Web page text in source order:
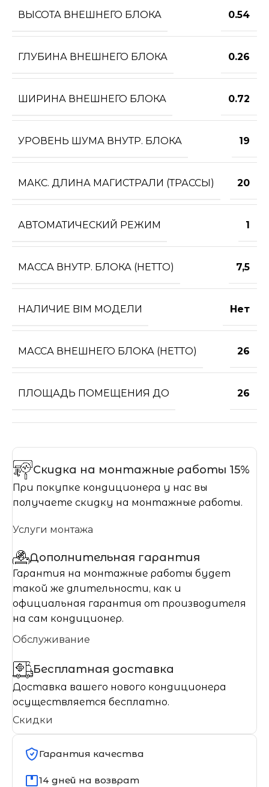
ВЫСОТА ВНЕШНЕГО БЛОКА 0.54
ГЛУБИНА ВНЕШНЕГО БЛОКА 0.26
ШИРИНА ВНЕШНЕГО БЛОКА 0.72
УРОВЕНЬ ШУМА ВНУТР. БЛОКА 19
МАКС. ДЛИНА МАГИСТРАЛИ (ТРАССЫ) 20
АВТОМАТИЧЕСКИЙ РЕЖИМ 1
МАССА ВНУТР. БЛОКА (НЕТТО) 7,5
НАЛИЧИЕ BIM МОДЕЛИ Нет
МАССА ВНЕШНЕГО БЛОКА (НЕТТО) 26
ПЛОЩАДЬ ПОМЕЩЕНИЯ ДО 26
Скидка на монтажные работы 15%
При покупке кондиционера у нас вы
получаете скидку на монтажные работы.
Услуги монтажа
Дополнительная гарантия
Гарантия на монтажные работы будет
такой же длительности, как и
официальная гарантия от производителя
на сам кондиционер.
Обслуживание
Бесплатная доставка
Доставка вашего нового кондиционера
осуществляется бесплатно.
Скидки
Гарантия качества
14 дней на возврат